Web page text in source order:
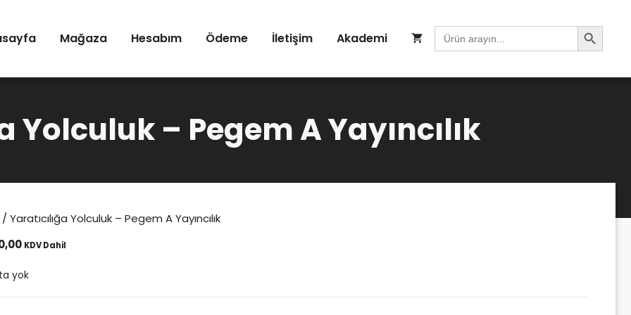
Mağaza Hesabım Ödeme İletişim Akademi Search
for:
Search Button
Yolculuk – Pegem A Yayıncılık
/ Yaratıcılığa Yolculuk – Pegem A Yayıncılık
KDV Dahil
yok